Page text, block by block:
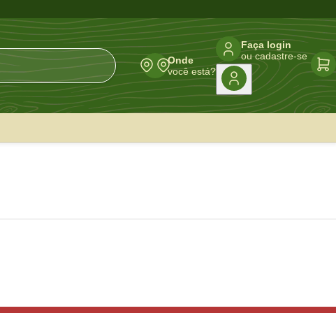
Onde
você está?
Faça login
ou cadastre-se